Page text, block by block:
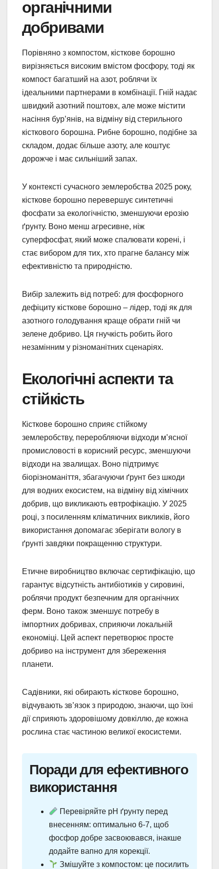
органічними
добривами
Порівняно з компостом, кісткове борошно
вирізняється високим вмістом фосфору, тоді як
компост багатший на азот, роблячи їх
ідеальними партнерами в комбінації. Гній надає
швидкий азотний поштовх, але може містити
насіння бур’янів, на відміну від стерильного
кісткового борошна. Рибне борошно, подібне за
складом, додає більше азоту, але коштує
дорожче і має сильніший запах.
У контексті сучасного землеробства 2025 року,
кісткове борошно перевершує синтетичні
фосфати за екологічністю, зменшуючи ерозію
ґрунту. Воно менш агресивне, ніж
суперфосфат, який може спалювати корені, і
стає вибором для тих, хто прагне балансу між
ефективністю та природністю.
Вибір залежить від потреб: для фосфорного
дефіциту кісткове борошно – лідер, тоді як для
азотного голодування краще обрати гній чи
зелене добриво. Ця гнучкість робить його
незамінним у різноманітних сценаріях.
Екологічні аспекти та
стійкість
Кісткове борошно сприяє стійкому
землеробству, переробляючи відходи м’ясної
промисловості в корисний ресурс, зменшуючи
відходи на звалищах. Воно підтримує
біорізноманіття, збагачуючи ґрунт без шкоди
для водних екосистем, на відміну від хімічних
добрив, що викликають евтрофікацію. У 2025
році, з посиленням кліматичних викликів, його
використання допомагає зберігати вологу в
ґрунті завдяки покращенню структури.
Етичне виробництво включає сертифікацію, що
гарантує відсутність антибіотиків у сировині,
роблячи продукт безпечним для органічних
ферм. Воно також зменшує потребу в
імпортних добривах, сприяючи локальній
економіці. Цей аспект перетворює просте
добриво на інструмент для збереження
планети.
Садівники, які обирають кісткове борошно,
відчувають зв’язок з природою, знаючи, що їхні
дії сприяють здоровішому довкіллю, де кожна
рослина стає частиною великої екосистеми.
Поради для ефективного
використання
Перевіряйте pH ґрунту перед
внесенням: оптимально 6-7, щоб
фосфор добре засвоювався, інакше
додайте вапно для корекції.
Змішуйте з компостом: це посилить